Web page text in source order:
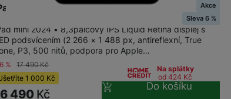
mini Wi-Fi 256GB - Space Grey
Akce
Sleva 6 %
mini 2024 • 8,3palcový IPS Liquid Retina displej s
podsvícením (2 266 × 1 488 px, antireflexní, True
P3, 500 nitů, podpora pro Apple…
% 17 490Kč
1 000 Kč
490 Kč
Na splátky
od 424 Kč
Do košíku